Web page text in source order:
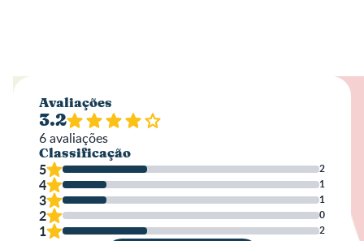
Avaliações
3.2
6avaliações
Classificação
5 2
4 1
3 1
2 0
1 2